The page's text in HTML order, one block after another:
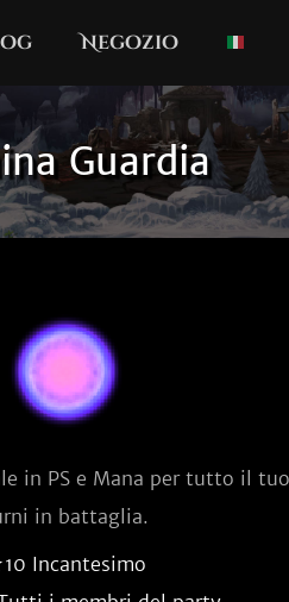
Negozio
Guardia
in PS e Mana per tutto il
in battaglia.
Incantesimo